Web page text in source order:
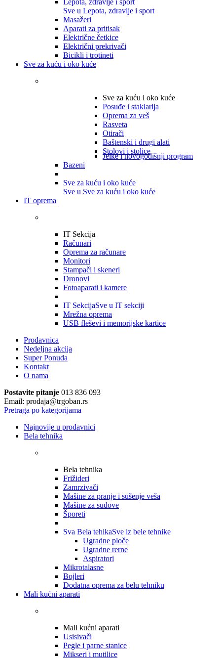
Lepota, zdravlje i sport
Sve u Lepota, zdravlje i sport
Masažeri
Aparati za pritisak
Električne četkice
Električni prekrivači
Bicikli i trotineti
Sve za kuću i oko kuće
Sve za kuću i oko kuće
Posuđe i staklarija
Oprema za veš
Rasveta
Otirači
Baštenski i drugi alati
Stolovi i stolice
Jelke i novogodišnji program
Bazeni
Sve za kuću i oko kuće
Sve u Sve za kuću i oko kuće
IT oprema
IT Sekcija
Računari
Oprema za računare
Monitori
Stampači i skeneri
Dronovi
Fotoaparati i kamere
IT SekcijaSve u IT sekciji
Mrežna oprema
USB fleševi i memorijske kartice
Prodavnica
Nedeljna akcija
Super Ponuda
Kontakt
O nama
Postavite pitanje 013 836 093
Email: prodaja@trgoban.rs
Pretraga po kategorijama
Najnovije u prodavnici
Bela tehnika
Bela tehnika
Frižideri
Zamrzivači
Mašine za pranje i sušenje veša
Mašine za sudove
Šporeti
Sva Bela tehikaSve iz bele tehnike
Ugradne ploče
Ugradne rerne
Aspiratori
Mikrotalasne
Bojleri
Dodatna oprema za belu tehniku
Mali kućni aparati
Mali kućni aparati
Usisivači
Pegle i parne stanice
Mikseri i mutilice